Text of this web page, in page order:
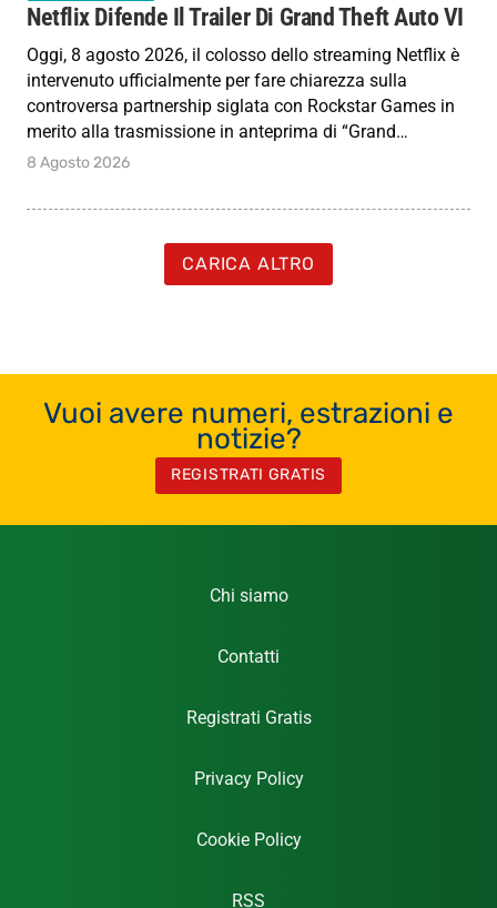
Netflix Difende Il Trailer Di Grand Theft Auto VI
Oggi, 8 agosto 2026, il colosso dello streaming Netflix è
intervenuto ufficialmente per fare chiarezza sulla
controversa partnership siglata con Rockstar Games in
merito alla trasmissione in anteprima di “Grand…
8 Agosto 2026
CARICA ALTRO
Vuoi avere numeri, estrazioni e
notizie?
REGISTRATI GRATIS
Chi siamo
Contatti
Registrati Gratis
Privacy Policy
Cookie Policy
RSS